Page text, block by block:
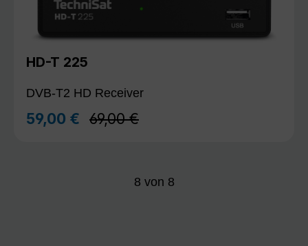
HD-T 225
DVB-T2 HD Receiver
Verkaufspreis:
59,00 € Regulärer Preis:
69,00 €
8 von 8